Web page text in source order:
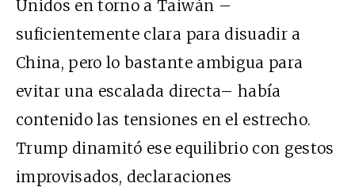
Unidos en torno a Taiwán –
suficientemente clara para disuadir a
China, pero lo bastante ambigua para
evitar una escalada directa– había
contenido las tensiones en el estrecho.
Trump dinamitó ese equilibrio con gestos
improvisados, declaraciones